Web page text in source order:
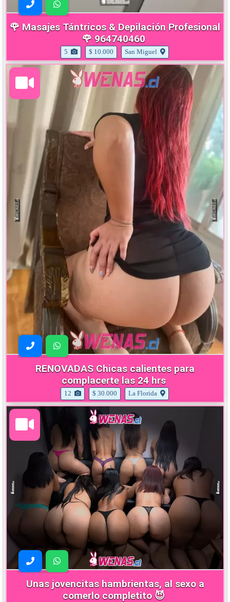
🌹 Masajes Tántricos & Depilación Profesional
🌹 964740460
5 $ 10.000 San Miguel
RENOVADAS Chicas calientes para
complacerte las 24 hrs
12 $ 30.000 La Florida
Unas jovencitas hambrientas, al sexo a
comerlo completito 😈